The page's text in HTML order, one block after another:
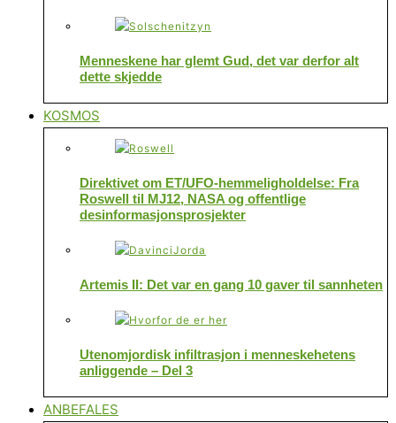
Menneskene har glemt Gud, det var derfor alt
dette skjedde
KOSMOS
Direktivet om ET/UFO-hemmeligholdelse: Fra
Roswell til MJ12, NASA og offentlige
desinformasjonsprosjekter
Artemis II: Det var en gang 10 gaver til sannheten
Utenomjordisk infiltrasjon i menneskehetens
anliggende – Del 3
ANBEFALES